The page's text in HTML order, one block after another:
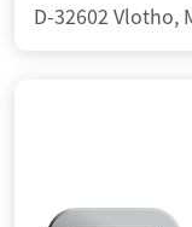
D-32602 Vlotho,